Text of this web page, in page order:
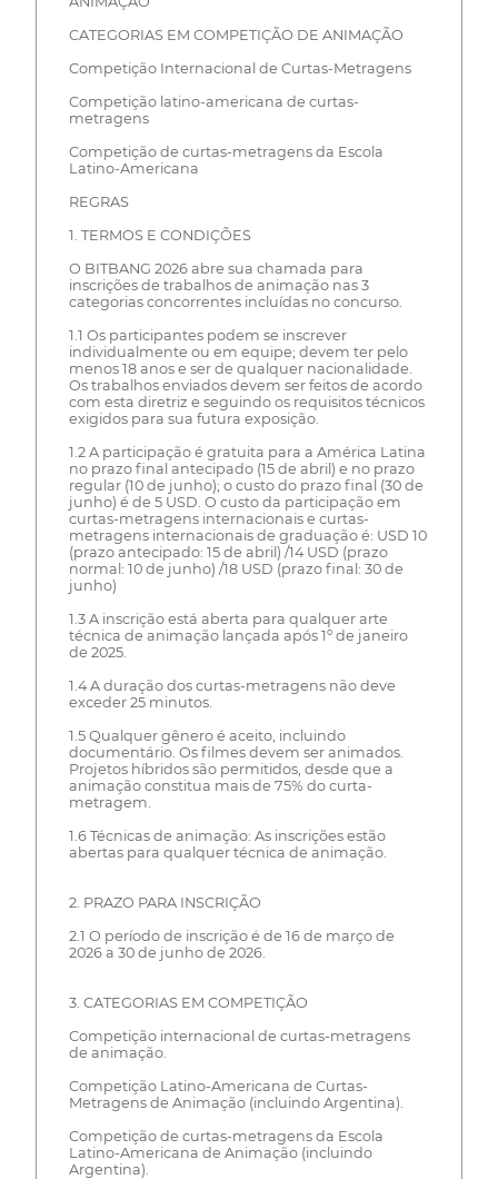
CATEGORIAS EM COMPETIÇÃO DE ANIMAÇÃO
Competição Internacional de Curtas-Metragens
Competição latino-americana de curtas-
metragens
Competição de curtas-metragens da Escola
Latino-Americana
REGRAS
1. TERMOS E CONDIÇÕES
O BITBANG 2026 abre sua chamada para
inscrições de trabalhos de animação nas 3
categorias concorrentes incluídas no concurso.
1.1 Os participantes podem se inscrever
individualmente ou em equipe; devem ter pelo
menos 18 anos e ser de qualquer nacionalidade.
Os trabalhos enviados devem ser feitos de acordo
com esta diretriz e seguindo os requisitos técnicos
exigidos para sua futura exposição.
1.2 A participação é gratuita para a América Latina
no prazo final antecipado (15 de abril) e no prazo
regular (10 de junho); o custo do prazo final (30 de
junho) é de 5 USD. O custo da participação em
curtas-metragens internacionais e curtas-
metragens internacionais de graduação é: USD 10
(prazo antecipado: 15 de abril) /14 USD (prazo
normal: 10 de junho) /18 USD (prazo final: 30 de
junho)
1.3 A inscrição está aberta para qualquer arte
técnica de animação lançada após 1º de janeiro
de 2025.
1.4 A duração dos curtas-metragens não deve
exceder 25 minutos.
1.5 Qualquer gênero é aceito, incluindo
documentário. Os filmes devem ser animados.
Projetos híbridos são permitidos, desde que a
animação constitua mais de 75% do curta-
metragem.
1.6 Técnicas de animação: As inscrições estão
abertas para qualquer técnica de animação.
2. PRAZO PARA INSCRIÇÃO
2.1 O período de inscrição é de 16 de março de
2026 a 30 de junho de 2026.
3. CATEGORIAS EM COMPETIÇÃO
Competição internacional de curtas-metragens
de animação.
Competição Latino-Americana de Curtas-
Metragens de Animação (incluindo Argentina).
Competição de curtas-metragens da Escola
Latino-Americana de Animação (incluindo
Argentina).